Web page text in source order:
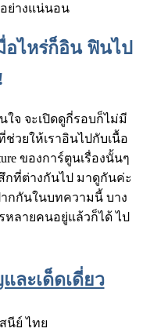
ย่างแน่นอน
อไหร่ก็อิน ฟินไป
ใจ จะเปิดดูกี่รอบก็ไม่มี
ช่วยให้เราอินไปกับเนื้อ
ของการ์ตูนเรื่องนั้นๆ
กที่ต่างกันไป มาดูกันค่ะ
ากกันในบทความนี้ บาง
หลายคนอยู่แล้วก็ได้ ไป
ละเด็ดเดี่ยว